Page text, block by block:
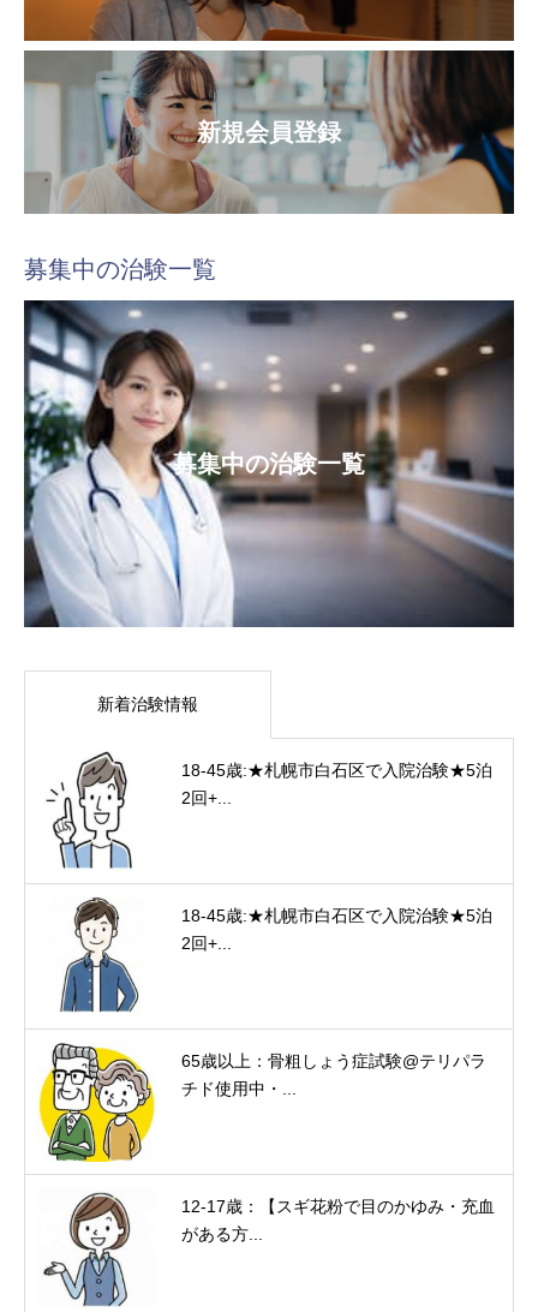
新規会員登録
募集中の治験一覧
募集中の治験一覧
新着治験情報
18-45歳:★札幌市白石区で入院治験★5泊
2回+...
18-45歳:★札幌市白石区で入院治験★5泊
2回+...
65歳以上：骨粗しょう症試験@テリパラ
チド使用中・...
12-17歳：【スギ花粉で目のかゆみ・充血
がある方...